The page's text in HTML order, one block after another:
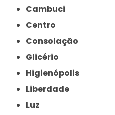
Cambuci
Centro
Consolação
Glicério
Higienópolis
Liberdade
Luz